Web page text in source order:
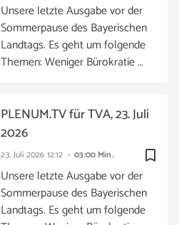
Unsere letzte Ausgabe vor der
Sommerpause des Bayerischen
Landtags. Es geht um folgende
Themen: Weniger Bürokratie …
bookmark_border
23. Juli 2026 12:12 03:00 Min.
PLENUM.TV für TVA, 23. Juli
2026
Unsere letzte Ausgabe vor der
Sommerpause des Bayerischen
Landtags. Es geht um folgende